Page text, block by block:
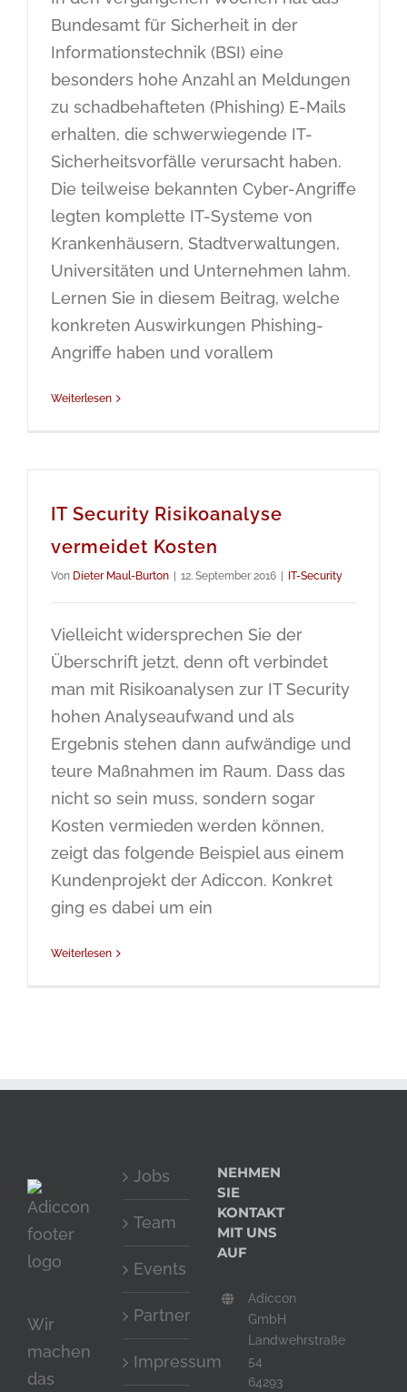
Bundesamt für Sicherheit in der
Informationstechnik (BSI) eine
besonders hohe Anzahl an Meldungen
zu schadbehafteten (Phishing) E-Mails
erhalten, die schwerwiegende IT-
Sicherheitsvorfälle verursacht haben.
Die teilweise bekannten Cyber-Angriffe
legten komplette IT-Systeme von
Krankenhäusern, Stadtverwaltungen,
Universitäten und Unternehmen lahm.
Lernen Sie in diesem Beitrag, welche
konkreten Auswirkungen Phishing-
Angriffe haben und vorallem
Weiterlesen
IT Security Risikoanalyse
vermeidet Kosten
Von Dieter Maul-Burton 12. September 2016 IT-Security
Vielleicht widersprechen Sie der
Überschrift jetzt, denn oft verbindet
man mit Risikoanalysen zur IT Security
hohen Analyseaufwand und als
Ergebnis stehen dann aufwändige und
teure Maßnahmen im Raum. Dass das
nicht so sein muss, sondern sogar
Kosten vermieden werden können,
zeigt das folgende Beispiel aus einem
Kundenprojekt der Adiccon. Konkret
ging es dabei um ein
Weiterlesen
Wir
machen
das
Jobs
Team
Events
Partner
Impressum
NEHMEN
SIE
KONTAKT
MIT UNS
AUF
Adiccon
GmbH
Landwehrstraße
54
64293